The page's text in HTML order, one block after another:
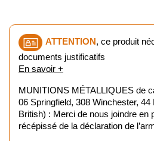
ATTENTION, ce produit
documents justificatifs
En savoir +
MUNITIONS MÉTALLIQUES de
06 Springfield, 308 Winchester,
British) : Merci de nous joindre en
récépissé de la déclaration de